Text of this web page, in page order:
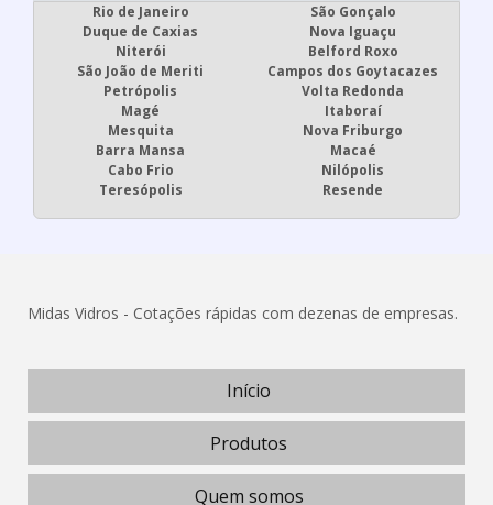
Rio de Janeiro
São Gonçalo
Duque de Caxias
Nova Iguaçu
Niterói
Belford Roxo
São João de Meriti
Campos dos Goytacazes
Petrópolis
Volta Redonda
Magé
Itaboraí
Mesquita
Nova Friburgo
Barra Mansa
Macaé
Cabo Frio
Nilópolis
Teresópolis
Resende
Midas Vidros - Cotações rápidas com dezenas de empresas.
Início
Produtos
Quem somos